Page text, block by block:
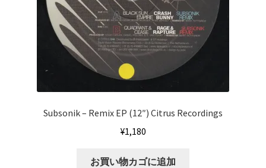
Subsonik – Remix EP (12″) Citrus Recordings
¥1,180
お買い物カゴに追加